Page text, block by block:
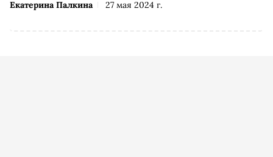
Екатерина Палкина 27 мая 2024 г.